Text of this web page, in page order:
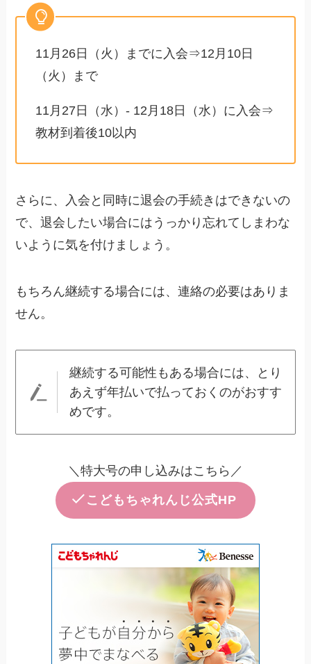
11月26日（火）までに入会⇒12月10日
（火）まで
11月27日（水）- 12月18日（水）に入会⇒
教材到着後10以内
さらに、入会と同時に退会の手続きはできないの
で、退会したい場合にはうっかり忘れてしまわな
いように気を付けましょう。
もちろん継続する場合には、連絡の必要はありま
せん。
継続する可能性もある場合には、とり
あえず年払いで払っておくのがおすす
めです。
＼特大号の申し込みはこちら／
こどもちゃれんじ公式HP